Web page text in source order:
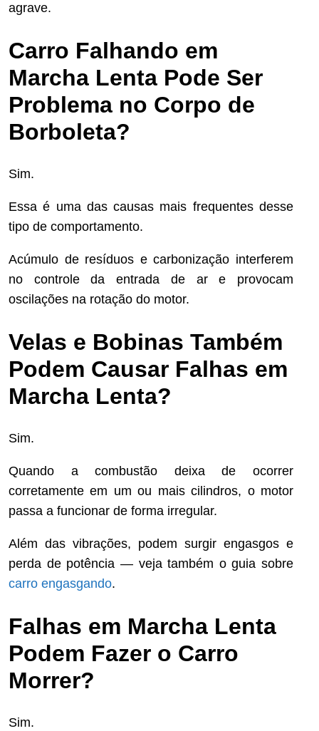
agrave.
Carro Falhando em
Marcha Lenta Pode Ser
Problema no Corpo de
Borboleta?
Sim.
Essa é uma das causas mais frequentes desse
tipo de comportamento.
Acúmulo de resíduos e carbonização interferem
no controle da entrada de ar e provocam
oscilações na rotação do motor.
Velas e Bobinas Também
Podem Causar Falhas em
Marcha Lenta?
Sim.
Quando a combustão deixa de ocorrer
corretamente em um ou mais cilindros, o motor
passa a funcionar de forma irregular.
Além das vibrações, podem surgir engasgos e
perda de potência — veja também o guia sobre
carro engasgando.
Falhas em Marcha Lenta
Podem Fazer o Carro
Morrer?
Sim.